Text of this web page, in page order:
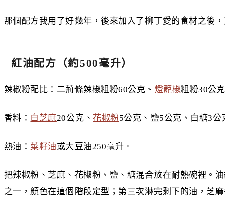
那個配方我用了好幾年，後來加入了柳丁愛的食材之後
紅油配方（約500毫升）
辣椒粉配比：二荊條辣椒粗粉60公克、 燈籠椒粗粉30公
香料： 白芝麻20公克、花椒粉5公克、鹽5公克、白糖3公
熱油： 菜籽油或大豆油250毫升。
把辣椒粉、芝麻、花椒粉、鹽、糖混合放在耐熱碗裡。
之一，顏色在這個階段定型；第三次淋完剩下的油，芝